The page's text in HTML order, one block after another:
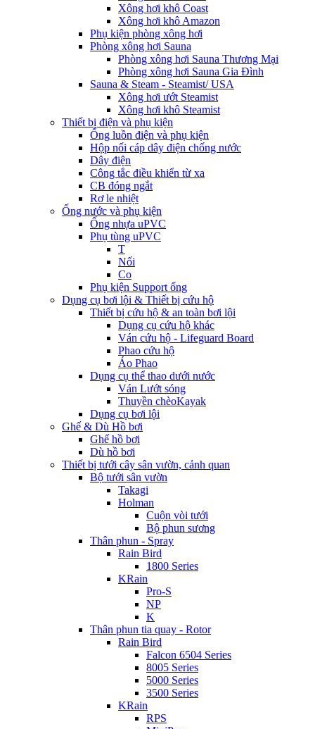
Xông hơi khô Coast
Xông hơi khô Amazon
Phụ kiện phòng xông hơi
Phòng xông hơi Sauna
Phòng xông hơi Sauna Thương Mại
Phòng xông hơi Sauna Gia Đình
Sauna & Steam - Steamist/ USA
Xông hơi ướt Steamist
Xông hơi khô Steamist
Thiết bị điện và phụ kiện
Ống luồn điện và phụ kiện
Hộp nối cáp dây điện chống nước
Dây điện
Công tắc điều khiển từ xa
CB đóng ngắt
Rơ le nhiệt
Ống nước và phụ kiện
Ống nhựa uPVC
Phụ tùng uPVC
T
Nối
Co
Phụ kiện Support ống
Dụng cụ bơi lội & Thiết bị cứu hộ
Thiết bị cứu hộ & an toàn bơi lội
Dụng cụ cứu hộ khác
Ván cứu hộ - Lifeguard Board
Phao cứu hộ
Áo Phao
Dụng cụ thể thao dưới nước
Ván Lướt sóng
Thuyền chèoKayak
Dụng cụ bơi lội
Ghế & Dù Hồ bơi
Ghế hồ bơi
Dù hồ bơi
Thiết bị tưới cây sân vườn, cảnh quan
Bộ tưới sân vườn
Takagi
Holman
Cuộn vòi tưới
Bộ phun sương
Thân phun - Spray
Rain Bird
1800 Series
KRain
Pro-S
NP
K
Thân phun tia quay - Rotor
Rain Bird
Falcon 6504 Series
8005 Series
5000 Series
3500 Series
KRain
RPS